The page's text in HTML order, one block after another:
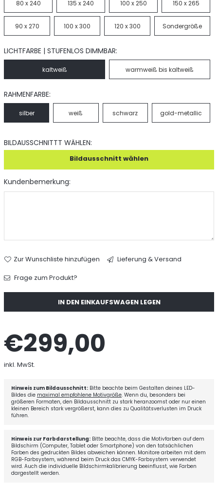
80 x 240 135 x 240 100 x 250 150 x 265
90 x 270 100 x 300 120 x 300 Sondergröße
LICHTFARBE | STUFENLOS DIMMBAR:
kaltweiß warmweiß bis kaltweiß
RAHMENFARBE:
silber weiß schwarz gold-metallic
BILDAUSSCHNITTT WÄHLEN:
Bildausschnitt wählen
Kundenbemerkung:
Zur Wunschliste hinzufügen
Lieferung & Versand
Frage zum Produkt?
IN DEN EINKAUFSWAGEN LEGEN
Normaler
€299,00
inkl. MwSt.
Hinweis zum Bildausschnitt: Bitte beachte beim Gestalten deines LED-
Bildes die maximal empfohlene Motivgröße. Wenn du, besonders bei
größeren Formaten, den Bildausschnitt zu stark heranzoomst oder nur einen
kleinen Bereich stark vergrößerst, kann dies zu Qualitätsverlusten im Druck
führen.
Hinweis zur Farbdarstellung: Bitte beachte, dass die Motivfarben auf dem
Bildschirm (Computer, Tablet oder Smartphone) von den tatsächlichen
Farben des gedruckten Bildes abweichen können. Monitore arbeiten mit dem
RGB-Farbsystem, während beim Druck das CMYK-Farbsystem verwendet
wird. Auch die individuelle Bildschirmkalibrierung beeinflusst, wie Farben
dargestellt werden.